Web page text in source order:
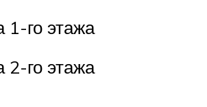
1-го этажа
2-го этажа